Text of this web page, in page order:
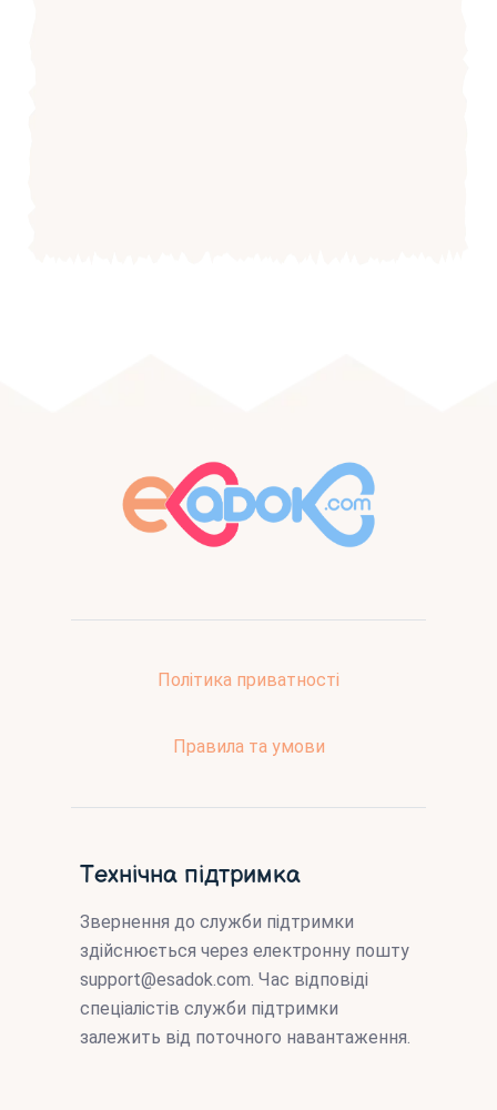
Політика приватності
Правила та умови
Технічна підтримка
Звернення до служби підтримки
здійснюється через електронну пошту
support@esadok.com. Час відповіді
спеціалістів служби підтримки
залежить від поточного навантаження.